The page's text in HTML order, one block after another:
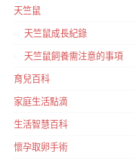
天竺鼠
天竺鼠成長紀錄
天竺鼠飼養需注意的事項
育兒百科
家庭生活點滴
生活智慧百科
懷孕取卵手術